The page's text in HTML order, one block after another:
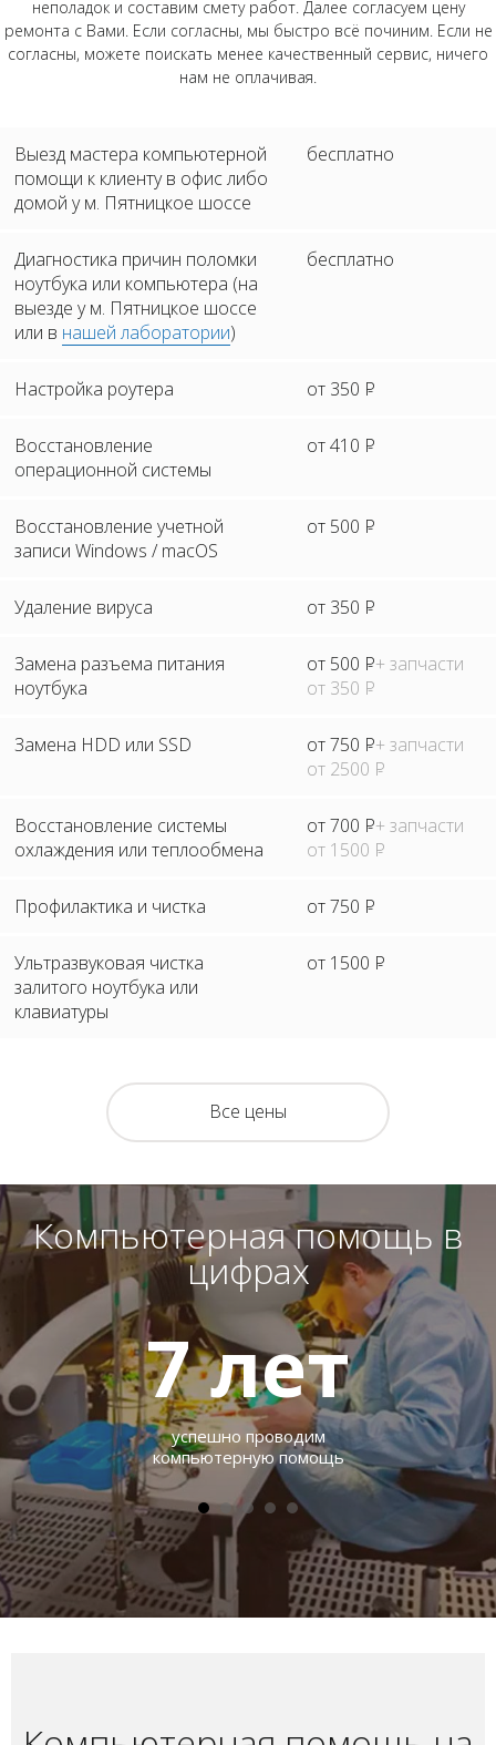
неполадок и составим смету работ. Далее согласуем цену
ремонта с Вами. Если согласны, мы быстро всё починим. Если не
согласны, можете поискать менее качественный сервис, ничего
нам не оплачивая.
Выезд мастера компьютерной
помощи к клиенту в офис либо
домой у м. Пятницкое шоссе
бесплатно
Диагностика причин поломки
ноутбука или компьютера (на
выезде у м. Пятницкое шоссе
или в нашей лаборатории)
бесплатно
Настройка роутера от 350 Р
Восстановление
операционной системы
от 410 Р
Восстановление учетной
записи Windows / macOS
от 500 Р
Удаление вируса от 350 Р
Замена разъема питания
ноутбука
от 500 Р+ запчасти
от 350 Р
Замена HDD или SSD от 750 Р+ запчасти
от 2500 Р
Восстановление системы
охлаждения или теплообмена
от 700 Р+ запчасти
от 1500 Р
Профилактика и чистка от 750 Р
Ультразвуковая чистка
залитого ноутбука или
клавиатуры
от 1500 Р
Все цены
Компьютерная помощь в
цифрах
7лет
успешно проводим
компьютерную помощь